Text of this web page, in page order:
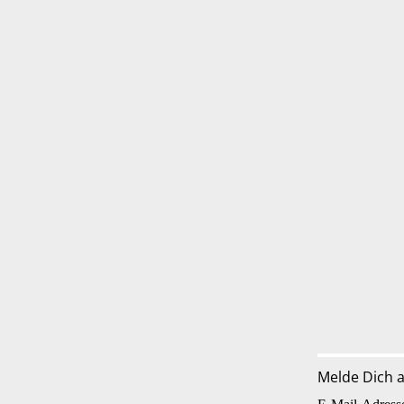
Melde Dich